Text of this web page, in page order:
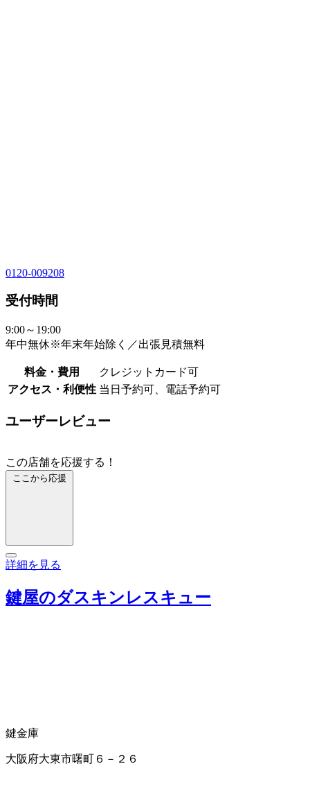
0120-009208
受付時間
9:00～19:00
年中無休※年末年始除く／出張見積無料
料金・費用
クレジットカード可
アクセス・利便性 当日予約可、電話予約可
ユーザーレビュー
この店舗を応援する！
ここから応援
詳細を見る
鍵屋のダスキンレスキュー
鍵金庫
大阪府大東市曙町６－２６